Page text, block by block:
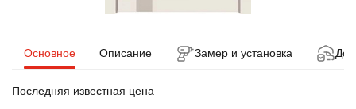
Основное Описание Замер и установка
Последняя известная цена